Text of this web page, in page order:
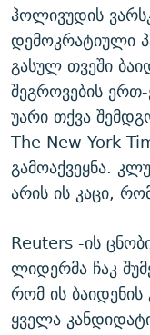
ჰოლივუდის
დემოკრატიული
გასულ თვეში
შეგროვების
უარი თქვა
The New York
გამოაქვეყნა.
არის ის კაცი,
Reuters -ის
ლიდერმა ჩაკ
რომ ის
ყველა